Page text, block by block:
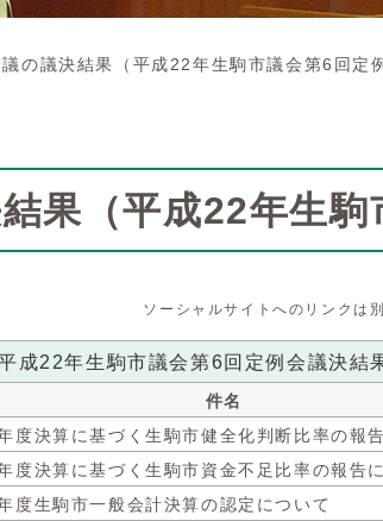
の議決結果（平成22年生駒市議会第6回定
果（平成22年生駒
ソーシャルサイトへのリンクは
成22年生駒市議会第6回定例会議決結
件名
度決算に基づく生駒市健全化判断比率の報
度決算に基づく生駒市資金不足比率の報告
度生駒市一般会計決算の認定について